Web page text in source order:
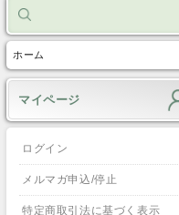
ホーム
マイページ
ログイン
メルマガ申込/停止
特定商取引法に基づく表示